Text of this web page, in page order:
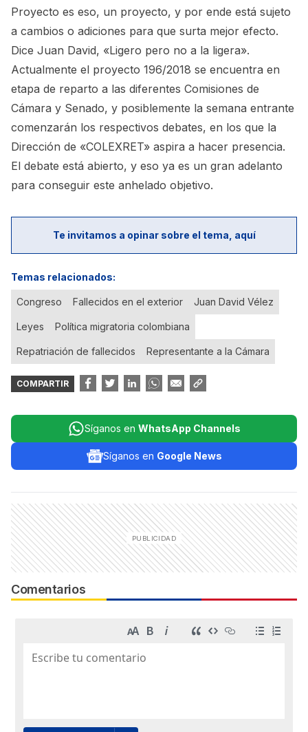
Proyecto es eso, un proyecto, y por ende está sujeto
a cambios o adiciones para que surta mejor efecto.
Dice Juan David, «Ligero pero no a la ligera».
Actualmente el proyecto 196/2018 se encuentra en
etapa de reparto a las diferentes Comisiones de
Cámara y Senado, y posiblemente la semana entrante
comenzarán los respectivos debates, en los que la
Dirección de «COLEXRET» aspira a hacer presencia.
El debate está abierto, y eso ya es un gran adelanto
para conseguir este anhelado objetivo.
Te invitamos a opinar sobre el tema, aquí
Temas relacionados:
Congreso Fallecidos en el exterior Juan David Vélez
Leyes Política migratoria colombiana
Repatriación de fallecidos Representante a la Cámara
COMPARTIR
Síganos en WhatsApp Channels
Síganos en Google News
Comentarios